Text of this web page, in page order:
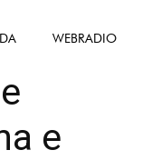
WEBRADIO
e